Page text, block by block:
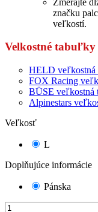
značku
veľkostí.
Velkostné
HELD veľkostná
FOX Racing
BÜSE veľkostná
Alpinestars
Veľkosť
L
Doplňujúce informácie
Pánska